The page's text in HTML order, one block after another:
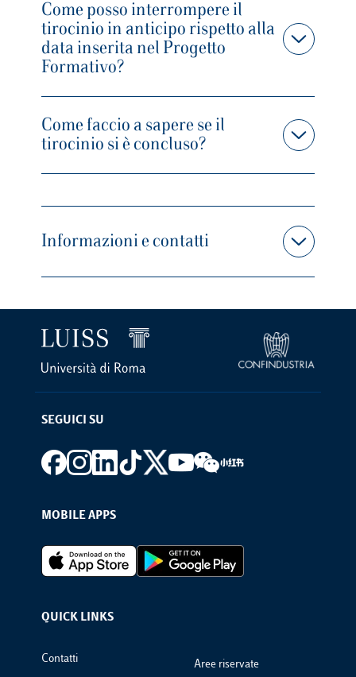
Come posso interrompere il
tirocinio in anticipo rispetto alla
data inserita nel Progetto
Formativo?
Come faccio a sapere se il
tirocinio si è concluso?
Informazioni e contatti
SEGUICI SU
Footer social
MOBILE APPS
Footer Apps
QUICK LINKS
Footer Links
Contatti Aree riservate